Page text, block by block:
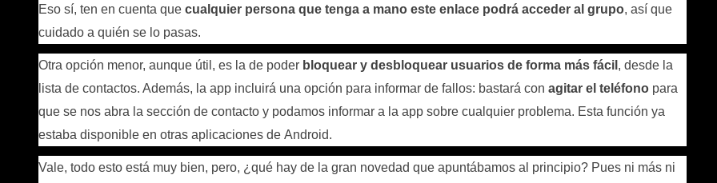
Eso sí, ten en cuenta que cualquier persona que tenga a mano este enlace podrá acceder al grupo, así que
cuidado a quién se lo pasas.
Otra opción menor, aunque útil, es la de poder bloquear y desbloquear usuarios de forma más fácil , desde la
lista de contactos. Además, la app incluirá una opción para informar de fallos: bastará con agitar el teléfono para
que se nos abra la sección de contacto y podamos informar a la app sobre cualquier problema. Esta función ya
estaba disponible en otras aplicaciones de Android.
Vale, todo esto está muy bien, pero, ¿qué hay de la gran novedad que apuntábamos al principio? Pues ni más ni